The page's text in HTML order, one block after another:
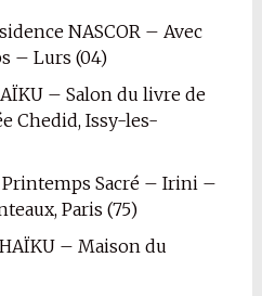
NASCOR – Avec
– Lurs (04)
– Salon du livre de
Chedid, Issy-les-
Sacré – Irini –
Paris (75)
– Maison du